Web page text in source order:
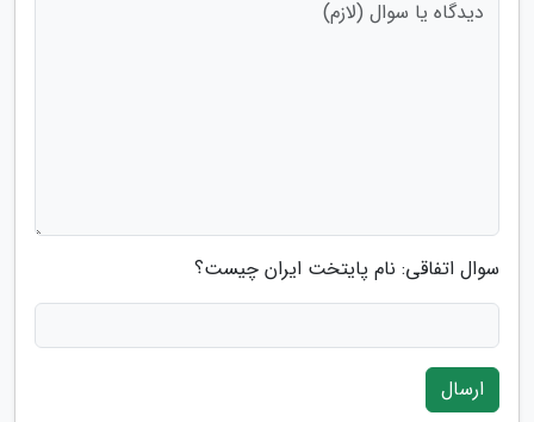
سوال اتفاقی: نام پایتخت ایران چیست؟
ارسال